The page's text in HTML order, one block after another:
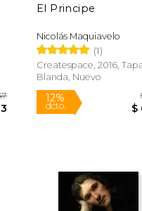
El Principe
Nicolás Maquiavelo
(1)
Createspace, 2016,
Blanda, Nuevo
12%
dcto.